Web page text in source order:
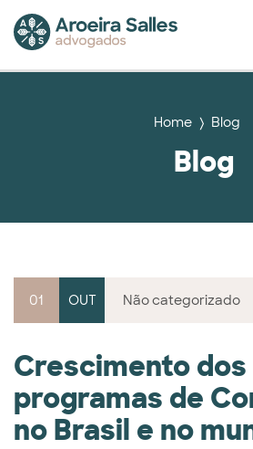
Home Blog
Blog
01 OUT Não categorizado
Crescimento dos
programas de
no Brasil e no